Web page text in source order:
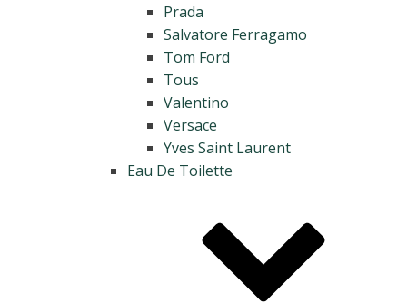
Prada
Salvatore Ferragamo
Tom Ford
Tous
Valentino
Versace
Yves Saint Laurent
Eau De Toilette